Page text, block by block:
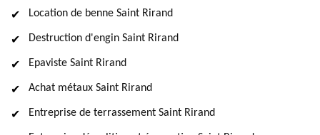
Location de benne Saint Rirand
Destruction d'engin Saint Rirand
Epaviste Saint Rirand
Achat métaux Saint Rirand
Entreprise de terrassement Saint Rirand